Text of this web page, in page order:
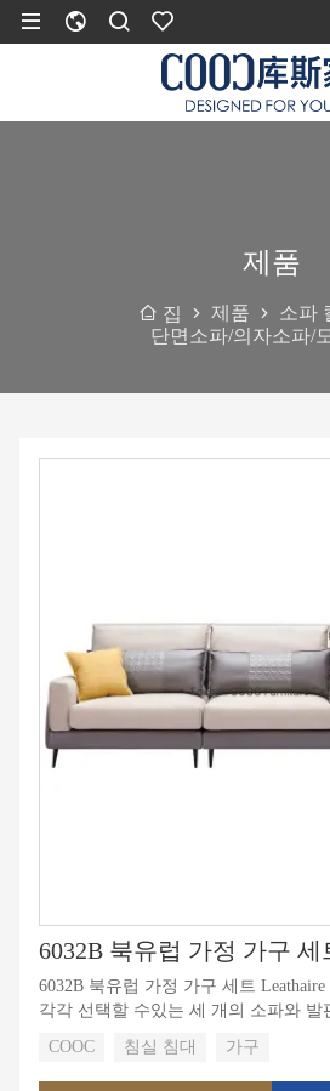
제품
집 제품
소파
단면소파/의자소파/
6032B 북유럽 가정 가구 세
6032B 북유럽 가정 가구 세트
각각 선택할 수있는 세 개의 소파와 발
택이 소비자의 요구를 더 잘 충족시킬
COOC 침실 침대 가구